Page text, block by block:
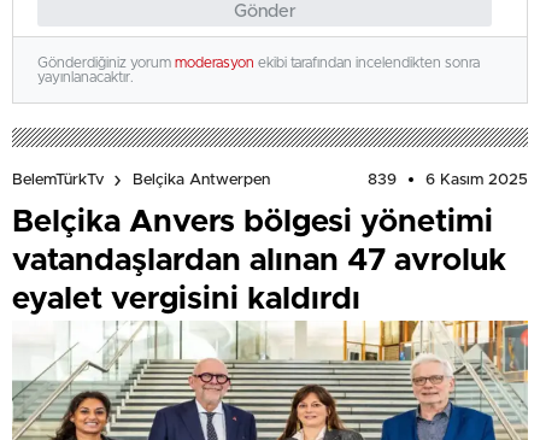
Gönder
Gönderdiğiniz yorum moderasyon ekibi tarafından incelendikten sonra
yayınlanacaktır.
BelemTürkTv Belçika Antwerpen 839 6 Kasım 2025
Belçika Anvers bölgesi yönetimi
vatandaşlardan alınan 47 avroluk
eyalet vergisini kaldırdı